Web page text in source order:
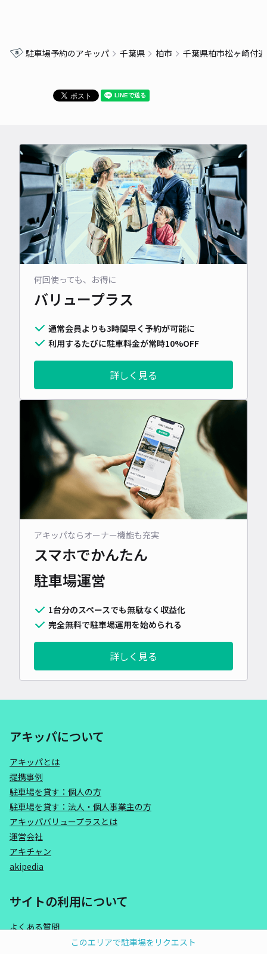
このエリアで駐車場をリクエスト
駐車場予約のアキッパ 千葉県 柏市 千葉県柏市松ヶ崎付
何回使っても、お得に
バリュープラス
通常会員よりも3時間早く予約が可能に
利用するたびに駐車料金が常時10%OFF
詳しく見る
アキッパならオーナー機能も充実
スマホでかんたん
駐車場運営
1台分のスペースでも無駄なく収益化
完全無料で駐車場運用を始められる
詳しく見る
アキッパについて
アキッパとは
提携事例
駐車場を貸す：個人の方
駐車場を貸す：法人・個人事業主の方
アキッパバリュープラスとは
運営会社
アキチャン
akipedia
サイトの利用について
よくある質問